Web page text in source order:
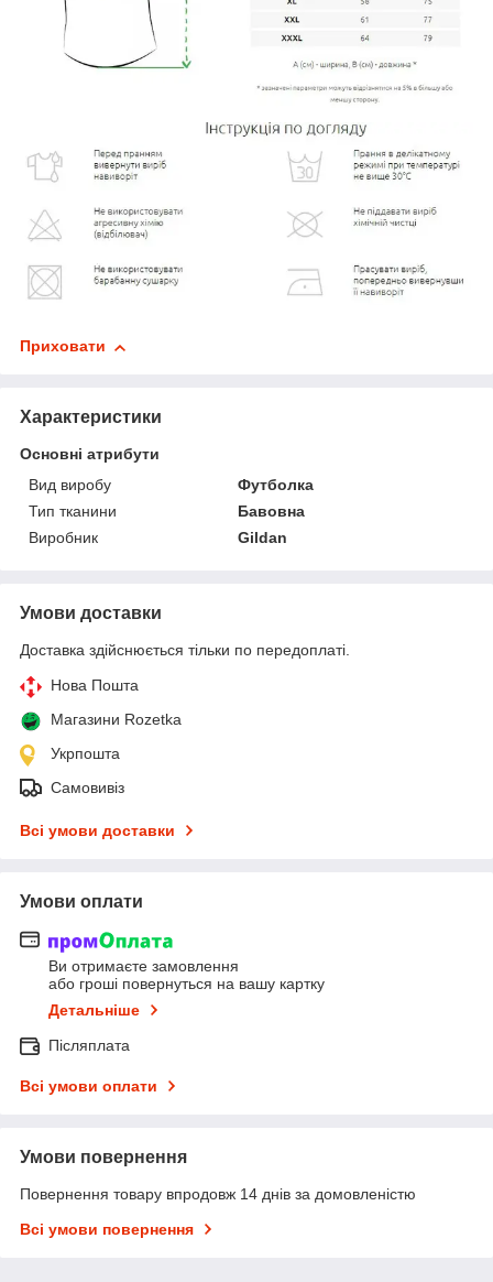
Приховати
Характеристики
Основні атрибути
Вид виробу
Футболка
Тип тканини
Бавовна
Виробник
Gildan
Умови доставки
Доставка здійснюється тільки по передоплаті.
Нова Пошта
Магазини Rozetka
Укрпошта
Самовивіз
Всі умови доставки
Умови оплати
Ви отримаєте замовлення
або гроші повернуться на вашу картку
Детальніше
Післяплата
Всі умови оплати
Умови повернення
Повернення товару впродовж 14 днів за домовленістю
Всі умови повернення